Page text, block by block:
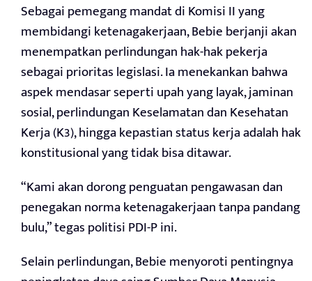
Sebagai pemegang mandat di Komisi II yang
membidangi ketenagakerjaan, Bebie berjanji akan
menempatkan perlindungan hak-hak pekerja
sebagai prioritas legislasi. Ia menekankan bahwa
aspek mendasar seperti upah yang layak, jaminan
sosial, perlindungan Keselamatan dan Kesehatan
Kerja (K3), hingga kepastian status kerja adalah hak
konstitusional yang tidak bisa ditawar.
“Kami akan dorong penguatan pengawasan dan
penegakan norma ketenagakerjaan tanpa pandang
bulu,” tegas politisi PDI-P ini.
Selain perlindungan, Bebie menyoroti pentingnya